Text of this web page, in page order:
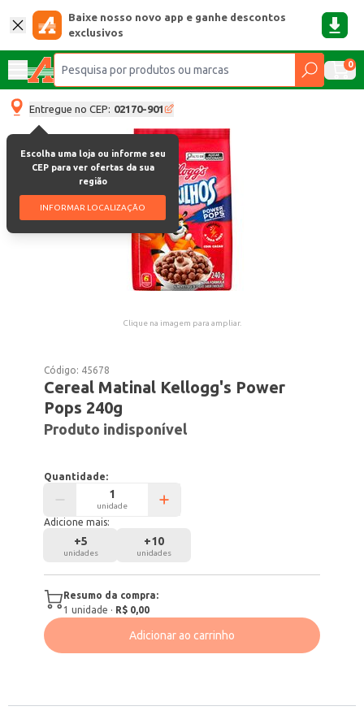
Baixe nosso novo app e ganhe descontos
exclusivos
0
Entregue no CEP: 02170-901
Escolha uma loja ou informe seu
CEP para ver ofertas da sua
região
INFORMAR LOCALIZAÇÃO
Clique na imagem para ampliar.
Código: 45678
Cereal Matinal Kellogg's Power
Pops 240g
Produto indisponível
Quantidade:
unidade
Adicione mais:
+5
unidades
+10
unidades
Resumo da compra:
1 unidade · R$ 0,00
Adicionar ao carrinho